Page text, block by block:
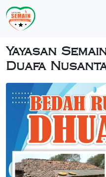
Yayasan
Duafa